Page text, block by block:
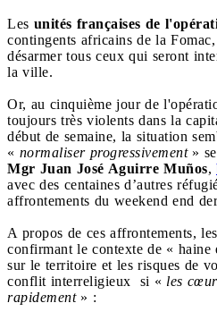
Les unités françaises de
contingents africains de la
désarmer tous ceux qui seront
la ville.
Or, au cinquième jour de
toujours très violents dans la
début de semaine, la situation
« normaliser progressivement»
Mgr Juan José Aguirre Muños,
avec des centaines d’autres
affrontements du weekend end
A propos de ces affrontements,
confirmant le contexte de «
sur le territoire et les risques de
conflit interreligieux si « les
rapidement » :